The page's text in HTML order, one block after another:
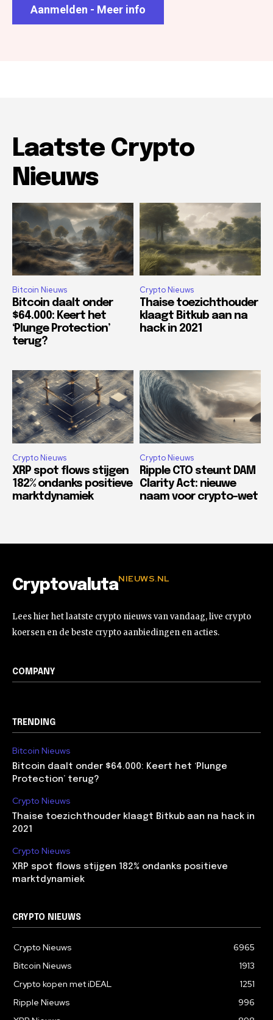
Aanmelden - Meer info
Laatste Crypto
Nieuws
Bitcoin Nieuws
Bitcoin daalt onder
$64.000: Keert het
‘Plunge Protection’
terug?
Crypto Nieuws
Thaise toezichthouder
klaagt Bitkub aan na
hack in 2021
Crypto Nieuws
XRP spot flows stijgen
182% ondanks positieve
marktdynamiek
Crypto Nieuws
Ripple CTO steunt DAM
Clarity Act: nieuwe
naam voor crypto-wet
CryptovalutaNIEUWS.NL
Lees hier het laatste crypto nieuws van vandaag, live crypto
koersen en de beste crypto aanbiedingen en acties.
COMPANY
TRENDING
Bitcoin Nieuws
Bitcoin daalt onder $64.000: Keert het ‘Plunge
Protection’ terug?
Crypto Nieuws
Thaise toezichthouder klaagt Bitkub aan na hack in
2021
Crypto Nieuws
XRP spot flows stijgen 182% ondanks positieve
marktdynamiek
CRYPTO NIEUWS
Crypto Nieuws
6965
Bitcoin Nieuws
1913
Crypto kopen met iDEAL
1251
Ripple Nieuws
996